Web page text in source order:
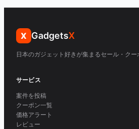
X GadgetsX
日本のガジェット好きが集まるセール・クー
サービス
案件を投稿
クーポン一覧
価格アラート
レビュー